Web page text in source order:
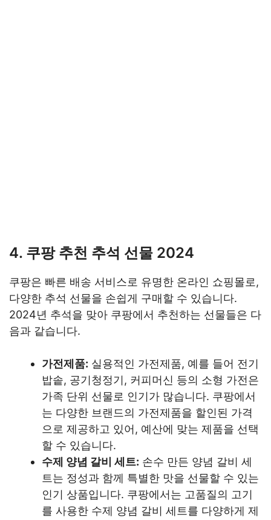
4. 쿠팡 추천 추석 선물 2024
쿠팡은 빠른 배송 서비스로 유명한 온라인 쇼핑몰로,
다양한 추석 선물을 손쉽게 구매할 수 있습니다.
2024년 추석을 맞아 쿠팡에서 추천하는 선물들은 다
음과 같습니다.
가전제품: 실용적인 가전제품, 예를 들어 전기
밥솥, 공기청정기, 커피머신 등의 소형 가전은
가족 단위 선물로 인기가 많습니다. 쿠팡에서
는 다양한 브랜드의 가전제품을 할인된 가격
으로 제공하고 있어, 예산에 맞는 제품을 선택
할 수 있습니다.
수제 양념 갈비 세트: 손수 만든 양념 갈비 세
트는 정성과 함께 특별한 맛을 선물할 수 있는
인기 상품입니다. 쿠팡에서는 고품질의 고기
를 사용한 수제 양념 갈비 세트를 다양하게 제